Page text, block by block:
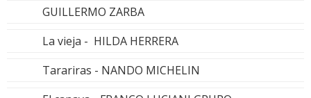
GUILLERMO ZARBA
La vieja - HILDA HERRERA
Tarariras - NANDO MICHELIN